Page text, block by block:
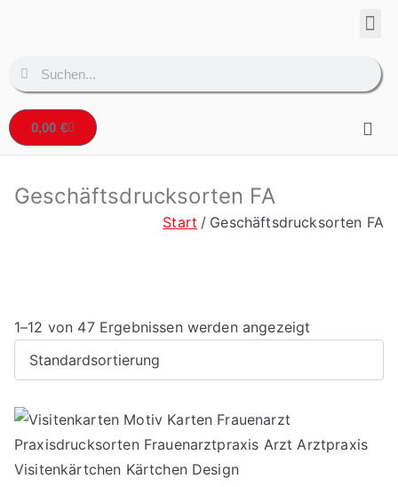
0,00 €
Geschäftsdrucksorten FA
Start Geschäftsdrucksorten FA
1–12 von 47 Ergebnissen werden angezeigt